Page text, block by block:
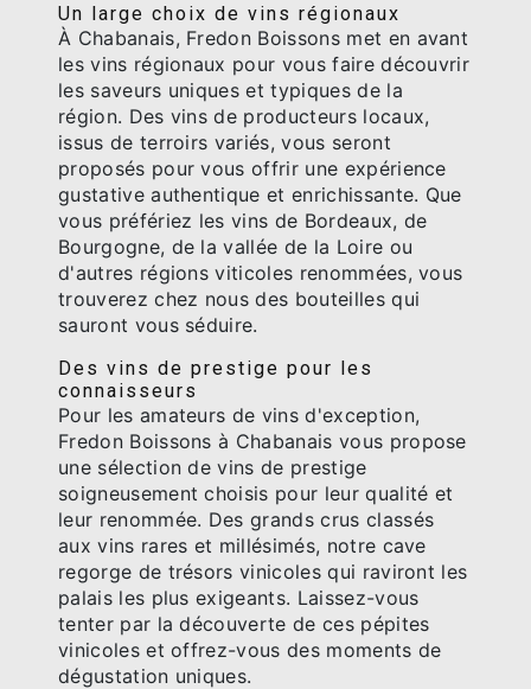
Un large choix de vins régionaux
À Chabanais, Fredon Boissons met en avant
les vins régionaux pour vous faire découvrir
les saveurs uniques et typiques de la
région. Des vins de producteurs locaux,
issus de terroirs variés, vous seront
proposés pour vous offrir une expérience
gustative authentique et enrichissante. Que
vous préfériez les vins de Bordeaux, de
Bourgogne, de la vallée de la Loire ou
d'autres régions viticoles renommées, vous
trouverez chez nous des bouteilles qui
sauront vous séduire.
Des vins de prestige pour les
connaisseurs
Pour les amateurs de vins d'exception,
Fredon Boissons à Chabanais vous propose
une sélection de vins de prestige
soigneusement choisis pour leur qualité et
leur renommée. Des grands crus classés
aux vins rares et millésimés, notre cave
regorge de trésors vinicoles qui raviront les
palais les plus exigeants. Laissez-vous
tenter par la découverte de ces pépites
vinicoles et offrez-vous des moments de
dégustation uniques.